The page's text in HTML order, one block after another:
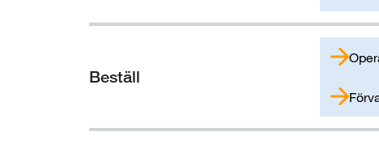
Beställ